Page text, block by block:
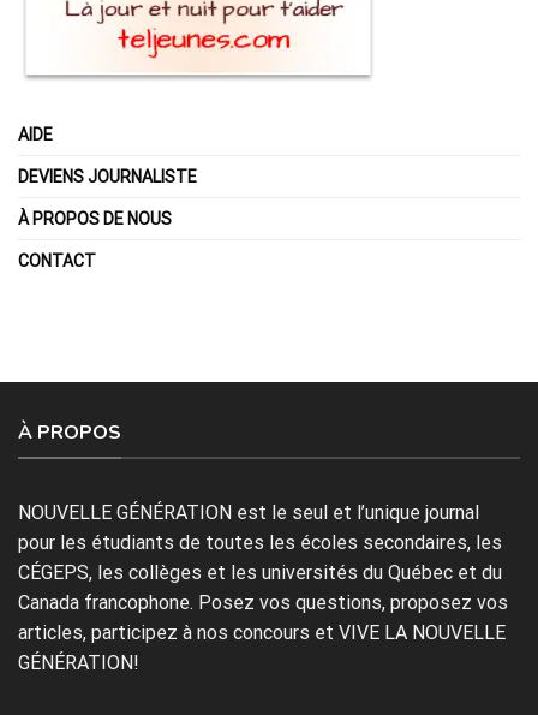
AIDE
DEVIENS JOURNALISTE
À PROPOS DE NOUS
CONTACT
À PROPOS
NOUVELLE GÉNÉRATION est le seul et l’unique journal
pour les étudiants de toutes les écoles secondaires, les
CÉGEPS, les collèges et les universités du Québec et du
Canada francophone. Posez vos questions, proposez vos
articles, participez à nos concours et VIVE LA NOUVELLE
GÉNÉRATION!